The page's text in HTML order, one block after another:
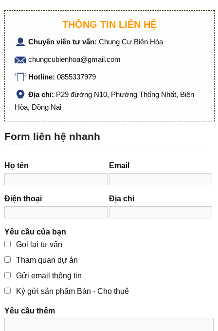
THÔNG TIN LIÊN HỆ
Chuyên viên tư vấn: Chung Cư Biên Hòa
chungcubienhoa@gmail.com
Hotline: 0855337979
Địa chỉ: P29 đường N10, Phường Thống Nhất, Biên
Hòa, Đồng Nai
Form liên hệ nhanh
Họ tên Email
Điện thoại Địa chỉ
Yêu cầu của bạn
Gọi lại tư vấn
Tham quan dự án
Gửi email thông tin
Ký gửi sản phẩm Bán - Cho thuê
Yêu cầu thêm